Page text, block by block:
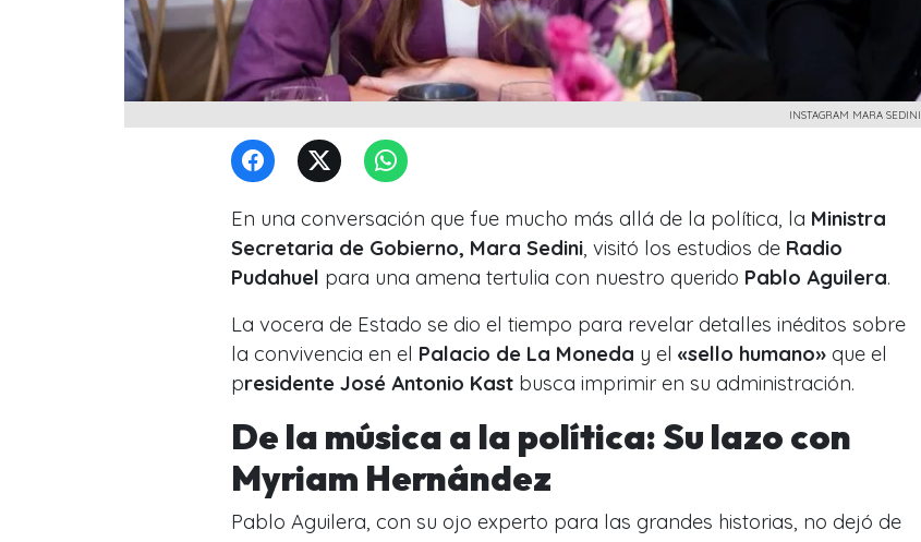
INSTAGRAM MARA SEDINI
En una conversación que fue mucho más allá de la política, la Ministra
Secretaria de Gobierno, Mara Sedini , visitó los estudios de Radio
Pudahuel para una amena tertulia con nuestro querido Pablo Aguilera.
La vocera de Estado se dio el tiempo para revelar detalles inéditos sobre
la convivencia en el Palacio de La Moneda y el «sello humano» que el
presidente José Antonio Kast busca imprimir en su administración.
De la música a la política: Su lazo con
Myriam Hernández
Pablo Aguilera, con su ojo experto para las grandes historias, no dejó de